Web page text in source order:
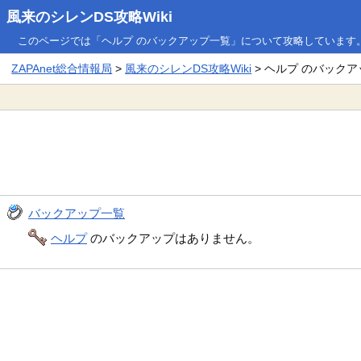
風来のシレンDS攻略Wiki
このページでは「ヘルプ のバックアップ一覧」について攻略しています。
ZAPAnet総合情報局 > 風来のシレンDS攻略Wiki > ヘルプ のバックア
バックアップ一覧
ヘルプのバックアップはありません。